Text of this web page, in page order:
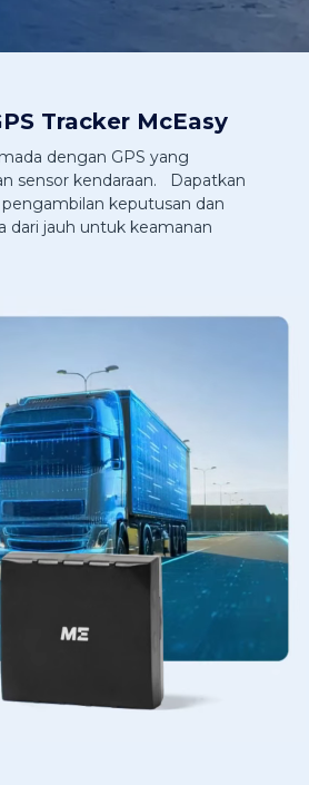
Tracker McEasy
dengan GPS yang
sensor kendaraan. Dapatkan
keputusan dan
dari jauh untuk keamanan